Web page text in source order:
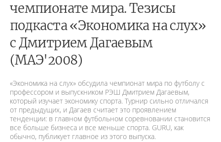
чемпионате мира. Тезисы
подкаста «Экономика на слух»
c Дмитрием Дагаевым
(МАЭ'2008)
«Экономика на слух» обсудила чемпионат мира по футболу с
профессором и выпускником РЭШ Дмитрием Дагаевым,
который изучает экономику спорта. Турнир сильно отличался
от предыдущих, и Дагаев считает это проявлением
тенденции: в главном футбольном соревновании становится
все больше бизнеса и все меньше спорта. GURU, как
обычно, публикует главное из этого выпуска.